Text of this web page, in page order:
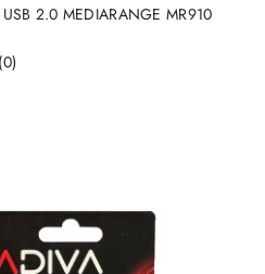
2.0 MEDIARANGE MR910
(0)
NIEDOSTĘPNY